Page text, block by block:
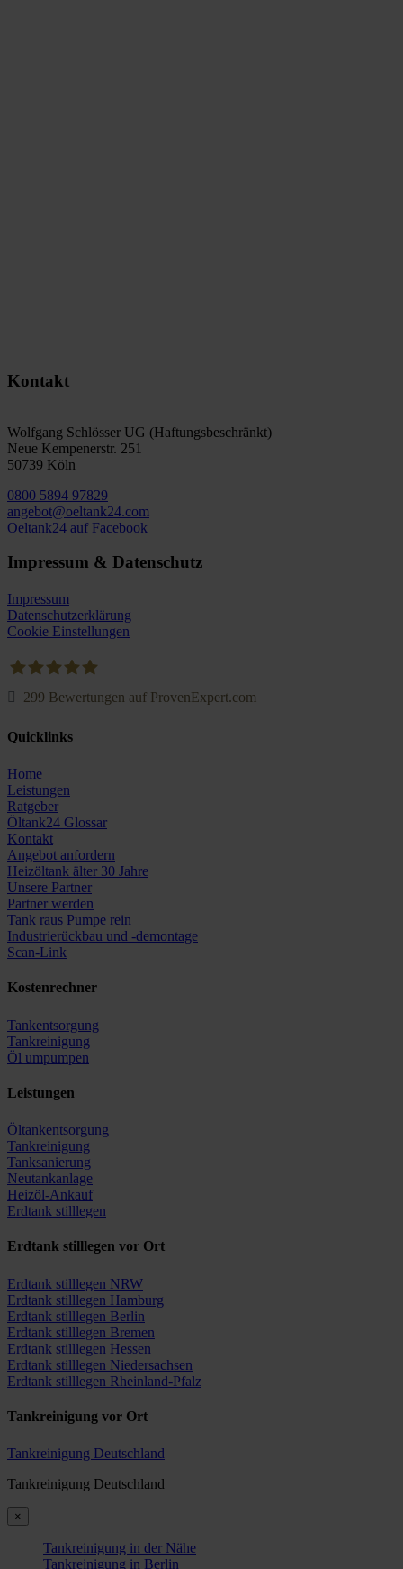
Kontakt
Wolfgang Schlösser UG (Haftungsbeschränkt)
Neue Kempenerstr. 251
50739 Köln
0800 5894 97829
angebot@oeltank24.com
Oeltank24 auf Facebook
Impressum & Datenschutz
Impressum
Datenschutzerklärung
Cookie Einstellungen
299 Bewertungen auf ProvenExpert.com
Quicklinks
Home
Leistungen
Ratgeber
Öltank24 Glossar
Kontakt
Angebot anfordern
Heizöltank älter 30 Jahre
Unsere Partner
Partner werden
Tank raus Pumpe rein
Industrierückbau und -demontage
Scan-Link
Kostenrechner
Tankentsorgung
Tankreinigung
Öl umpumpen
Leistungen
Öltankentsorgung
Tankreinigung
Tanksanierung
Neutankanlage
Heizöl-Ankauf
Erdtank stilllegen
Erdtank stilllegen vor Ort
Erdtank stilllegen NRW
Erdtank stilllegen Hamburg
Erdtank stilllegen Berlin
Erdtank stilllegen Bremen
Erdtank stilllegen Hessen
Erdtank stilllegen Niedersachsen
Erdtank stilllegen Rheinland-Pfalz
Tankreinigung vor Ort
Tankreinigung Deutschland
Tankreinigung Deutschland
×
Tankreinigung in der Nähe
Tankreinigung in Berlin